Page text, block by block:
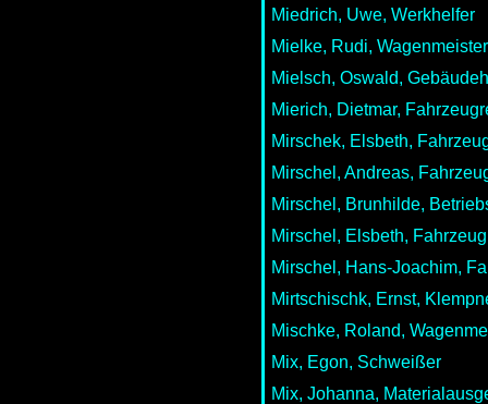
Miedrich, Uwe, Werkhelfer
Mielke, Rudi,
Mielsch, Oswald,
Mierich, Dietmar,
Mirschek, Elsbeth,
Mirschel, Andreas,
Mirschel, Brunhilde,
Mirschel, Elsbeth,
Mirschel, Hans-Joachim,
Mirtschischk, Ernst,
Mischke, Roland,
Mix, Egon, Schweißer
Mix, Johanna,